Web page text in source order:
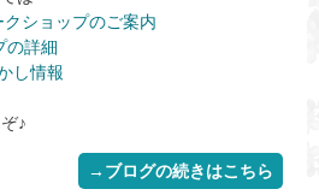
ショップのご案内
の詳細
し情報
♪
→ブログの続きはこちら